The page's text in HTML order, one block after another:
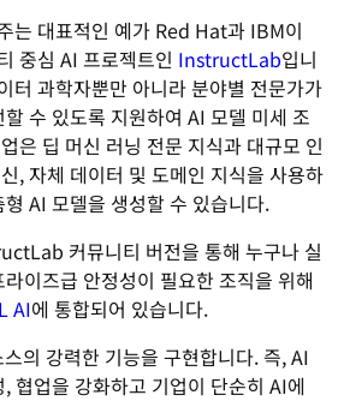
는 대표적인 예가 Red Hat과 IBM이
중심 AI 프로젝트인 InstructLab입니
과학자뿐만 아니라 분야별 전문가가
수 있도록 지원하여 AI 모델 미세 조
은 딥 머신 러닝 전문 지식과 대규모 인
, 자체 데이터 및 도메인 지식을 사용하
AI 모델을 생성할 수 있습니다.
커뮤니티 버전을 통해 누구나 실
이즈급 안정성이 필요한 조직을 위해
AI에 통합되어 있습니다.
의 강력한 기능을 구현합니다. 즉, AI
협업을 강화하고 기업이 단순히 AI에